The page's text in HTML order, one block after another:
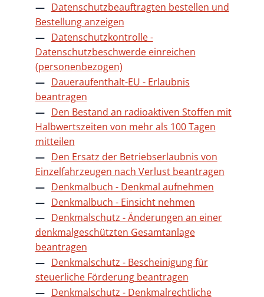
Datenschutzbeauftragten bestellen und
Bestellung anzeigen
Datenschutzkontrolle -
Datenschutzbeschwerde einreichen
(personenbezogen)
Daueraufenthalt-EU - Erlaubnis
beantragen
Den Bestand an radioaktiven Stoffen mit
Halbwertszeiten von mehr als 100 Tagen
mitteilen
Den Ersatz der Betriebserlaubnis von
Einzelfahrzeugen nach Verlust beantragen
Denkmalbuch - Denkmal aufnehmen
Denkmalbuch - Einsicht nehmen
Denkmalschutz - Änderungen an einer
denkmalgeschützten Gesamtanlage
beantragen
Denkmalschutz - Bescheinigung für
steuerliche Förderung beantragen
Denkmalschutz - Denkmalrechtliche